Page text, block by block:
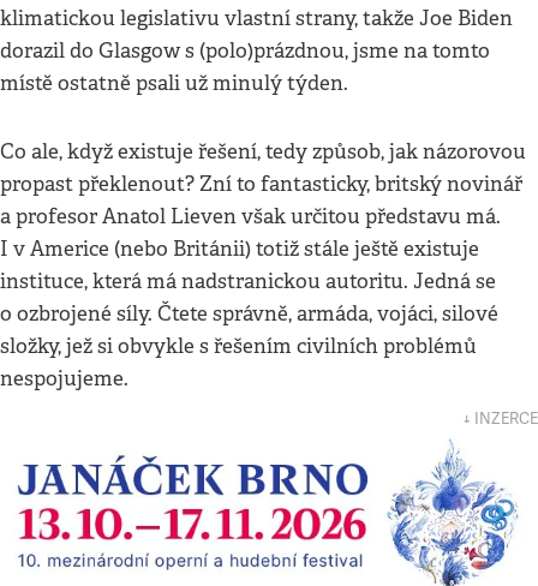
klimatickou legislativu vlastní strany, takže Joe Biden
dorazil do Glasgow s (polo)prázdnou, jsme na tomto
místě ostatně psali už minulý týden.
Co ale, když existuje řešení, tedy způsob, jak názorovou
propast překlenout? Zní to fantasticky, britský novinář
a profesor Anatol Lieven však určitou představu má.
I v Americe (nebo Británii) totiž stále ještě existuje
instituce, která má nadstranickou autoritu. Jedná se
o ozbrojené síly. Čtete správně, armáda, vojáci, silové
složky, jež si obvykle s řešením civilních problémů
nespojujeme.
↓ INZERCE